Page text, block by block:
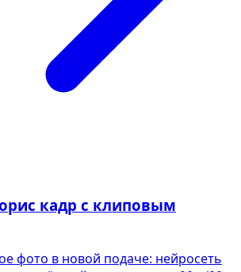
кадр с клиповым
фото в новой подаче: нейросеть